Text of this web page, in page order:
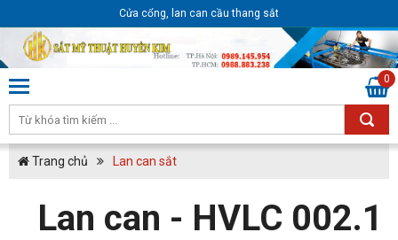
Cửa cổng, lan can cầu thang sắt
0
Trang chủ Lan can sắt
Lan can - HVLC 002.1